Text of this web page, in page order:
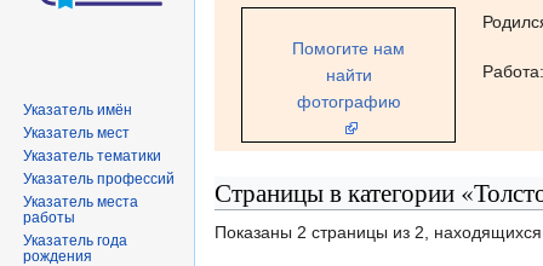
Перейти
Перейти
Помогите нам
найти
фотографию
Работа:
Страницы в категории
Показаны 2 страницы из 2,
Указатель имён
Указатель мест
Указатель тематики
Указатель профессий
Указатель места
работы
Указатель года
рождения